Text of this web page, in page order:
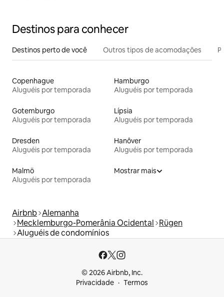
Destinos para conhecer
Destinos perto de você Outros tipos de acomodações
Copenhague
Aluguéis por temporada
Hamburgo
Aluguéis por temporada
Gotemburgo
Aluguéis por temporada
Lípsia
Aluguéis por temporada
Dresden
Aluguéis por temporada
Hanôver
Aluguéis por temporada
Malmö
Aluguéis por temporada
Mostrar mais
Airbnb Alemanha
Mecklemburgo-Pomerânia Ocidental Rügen
Aluguéis de condomínios
© 2026 Airbnb, Inc.
Privacidade
Termos